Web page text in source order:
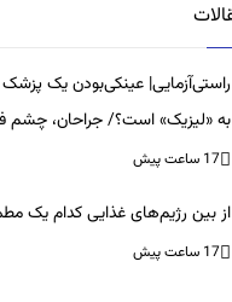
راستی‌آزمایی| عینکی‌بودن یک پزشک
به «لیزیک» است؟/ جراحان، چشم
می‌کنند؟
17 ساعت پیش
17 ساعت پیش